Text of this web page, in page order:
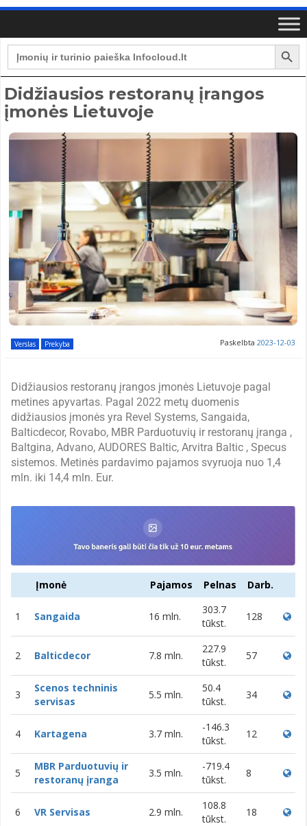
Search
for:
Search Button
Didžiausios restoranų įrangos
įmonės Lietuvoje
Verslas Prekyba Paskelbta 2023-12-03
Didžiausios restoranų įrangos įmonės Lietuvoje pagal
metines apyvartas. Pagal 2022 metų duomenis
didžiausios įmonės yra Revel Systems, Sangaida,
Balticdecor, Rovabo, MBR Parduotuvių ir restoranų įranga ,
Baltgina, Advano, AUDORES Baltic, Arvitra Baltic , Specus
sistemos. Metinės pardavimo pajamos svyruoja nuo 1,4
mln. iki 14,4 mln. Eur.
Įmonė Pajamos Pelnas Darb.
1 Sangaida 16 mln.
303.7
tūkst.
128
2 Balticdecor 7.8 mln.
227.9
tūkst.
57
3
Scenos techninis
servisas
5.5 mln.
50.4
tūkst.
34
4 Kartagena 3.7 mln.
-146.3
tūkst.
12
5
MBR Parduotuvių ir
restoranų įranga
3.5 mln.
-719.4
tūkst.
8
6 VR Servisas 2.9 mln.
108.8
tūkst.
18